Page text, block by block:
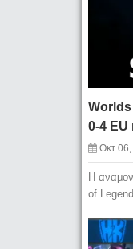
Worlds
0-4 EU
Οκτ
Η
of